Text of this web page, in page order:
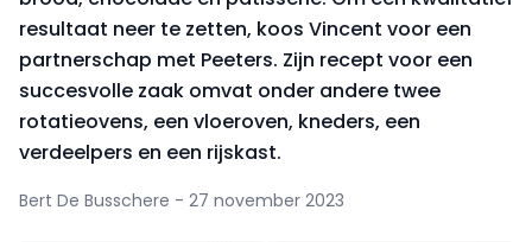
resultaat neer te zetten, koos Vincent voor een
partnerschap met Peeters. Zijn recept voor een
succesvolle zaak omvat onder andere twee
rotatieovens, een vloeroven, kneders, een
verdeelpers en een rijskast.
Bert De Busschere - 27 november 2023